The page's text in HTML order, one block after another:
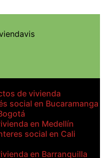
de vivienda
social en Bucaramanga
en Medellín
social en Cali
en Barranquilla